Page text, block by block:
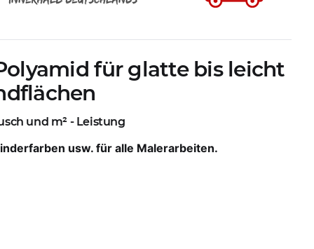
für glatte bis leicht
und m² - Leistung
usw. für alle Malerarbeiten.